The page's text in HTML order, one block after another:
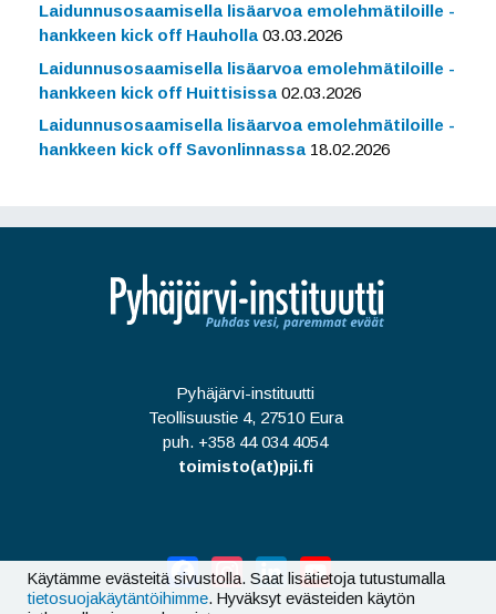
Laidunnusosaamisella lisäarvoa emolehmätiloille -
hankkeen kick off Hauholla 03.03.2026
Laidunnusosaamisella lisäarvoa emolehmätiloille -
hankkeen kick off Huittisissa 02.03.2026
Laidunnusosaamisella lisäarvoa emolehmätiloille -
hankkeen kick off Savonlinnassa 18.02.2026
Pyhäjärvi-instituutti
Teollisuustie 4, 27510 Eura
puh. +358 44 034 4054
toimisto(at)pji.fi
FacebookInstagramLinkedInYouTube
Käytämme evästeitä sivustolla. Saat lisätietoja tutustumalla
tietosuojakäytäntöihimme. Hyväksyt evästeiden käytön